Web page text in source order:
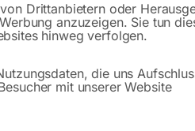
Drittanbietern oder
anzuzeigen. Sie tun
hinweg verfolgen.
die uns
mit unserer Website